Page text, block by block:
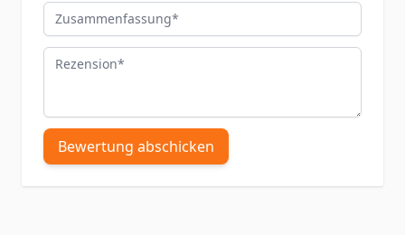
Zusammenfassung
Rezension
Bewertung abschicken